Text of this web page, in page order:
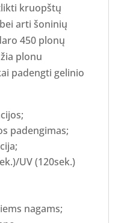
kruopštų
arti šoninių
450 plonų
plonu
padengti gelinio
padengimas;
UV (120sek.)
nagams;